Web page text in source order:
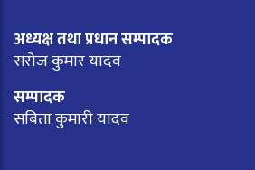
अध्यक्ष तथा प्रधान सम्पादक
सरोज कुमार यादव
सम्पादक
सबिता कुमारी यादव